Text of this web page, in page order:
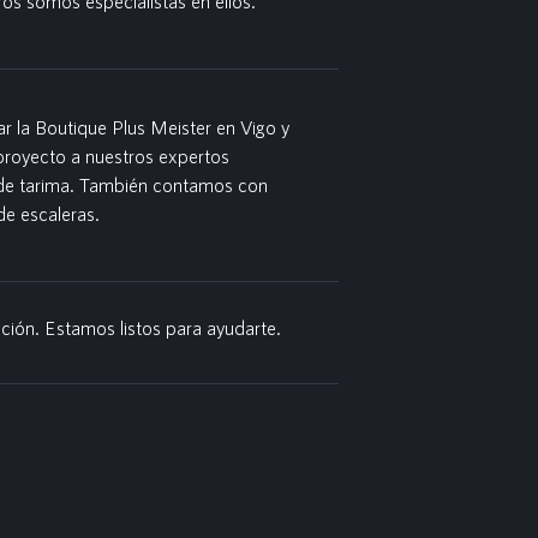
la Boutique Plus Meister en Vigo y
a nuestros expertos
tarima. También contamos con
escaleras.
Estamos listos para ayudarte.